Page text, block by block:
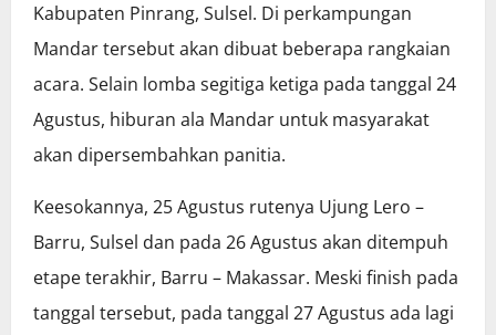
Kabupaten Pinrang, Sulsel. Di perkampungan
Mandar tersebut akan dibuat beberapa rangkaian
acara. Selain lomba segitiga ketiga pada tanggal 24
Agustus, hiburan ala Mandar untuk masyarakat
akan dipersembahkan panitia.
Keesokannya, 25 Agustus rutenya Ujung Lero –
Barru, Sulsel dan pada 26 Agustus akan ditempuh
etape terakhir, Barru – Makassar. Meski finish pada
tanggal tersebut, pada tanggal 27 Agustus ada lagi